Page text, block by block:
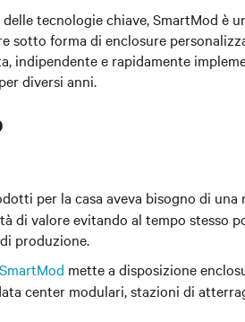
tecnologie chiave, SmartMod è
sotto forma di enclosure
indipendente e rapidamente
diversi anni.
per la casa aveva bisogno di
di valore evitando al tempo stesso
produzione.
mette a disposizione
center modulari, stazioni di